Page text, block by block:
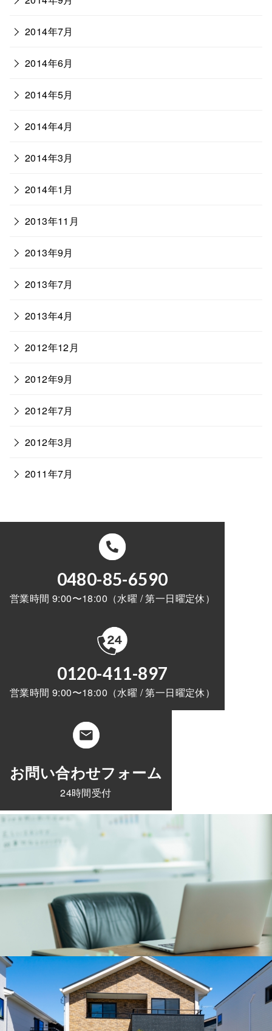
2014年7月
2014年6月
2014年5月
2014年4月
2014年3月
2014年1月
2013年11月
2013年9月
2013年7月
2013年4月
2012年12月
2012年9月
2012年7月
2012年3月
2011年7月
0480-85-6590
営業時間 9:00〜18:00（水曜 / 第一日曜定休）
0120-411-897
営業時間 9:00〜18:00（水曜 / 第一日曜定休）
お問い合わせフォーム
24時間受付